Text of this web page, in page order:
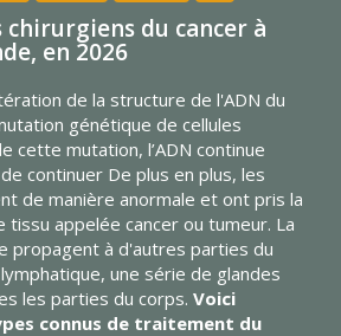
chirurgiens du cancer à
en 2026
de la structure de l'ADN du
génétique de cellules
cette mutation, l’ADN continue
continuer De plus en plus, les
de manière anormale et ont pris la
tissu appelée cancer ou tumeur. La
propagent à d'autres parties du
une série de glandes
les parties du corps. Voici
connus de traitement du